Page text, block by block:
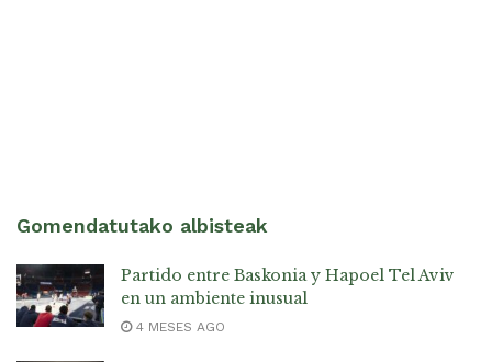
Gomendatutako albisteak
Partido entre Baskonia y Hapoel Tel Aviv
en un ambiente inusual
4 MESES AGO